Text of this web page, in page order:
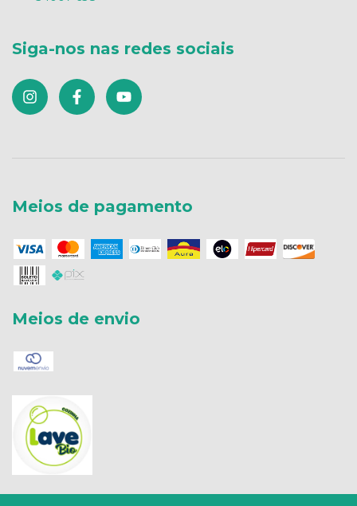
Siga-nos nas redes sociais
Meios de pagamento
Meios de envio